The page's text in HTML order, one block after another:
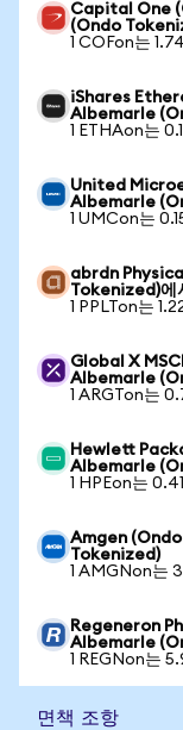
Capital One
(Ondo
1 COFon는
iShares
Albemarle
1 ETHAon는
United
Albemarle
1 UMCon는
abrdn
Tokenized)
1 PPLTon는
Global X
Albemarle
1 ARGTon는
Hewlett
Albemarle
1 HPEon는
Amgen
Tokenized)
1 AMGNon는
Regeneron
Albemarle
1 REGNon는
면책 조항